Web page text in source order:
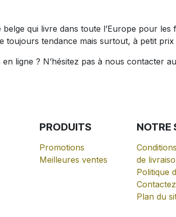
belge qui livre dans toute l’Europe pour
toujours tendance mais surtout, à petit
ligne ? N’hésitez pas à nous contacter
PRODUITS
Promotions
Meilleures ventes
NOTRE
de
Politique
Plan du